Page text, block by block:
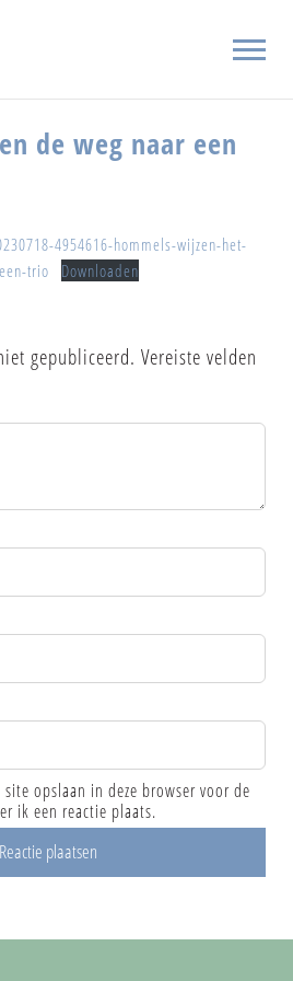
de weg naar een
4954616-hommels-wijzen-het-
trio
Downloaden
gepubliceerd. Vereiste velden
opslaan in deze browser voor de
ik een reactie plaats.